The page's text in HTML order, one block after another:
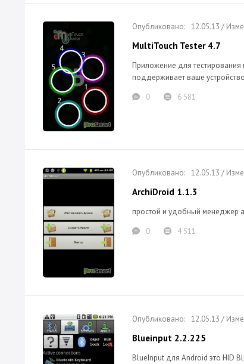
12.05.13 /
MultiTouch Tester 4.7
Приложение для тестирования
поддерживает ваше
0
6 581
12.05.13 /
ArchiDroid 1.1.3
простой и удобный менеджер
0
4 511
12.05.13 /
Blueinput 2.2.225
BlueInput для Android это HID